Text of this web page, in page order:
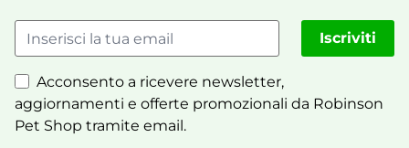
Acconsento a ricevere newsletter,
aggiornamenti e offerte promozionali da Robinson
Pet Shop tramite email.
Iscriviti